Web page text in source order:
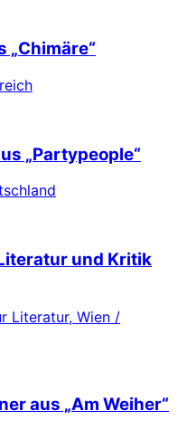
„Chimäre“
„Partypeople“
und Kritik
Literatur, Wien /
aus „Am Weiher“